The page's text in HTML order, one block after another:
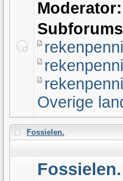
Moderator:
Overige
Fossielen.
Fossielen.